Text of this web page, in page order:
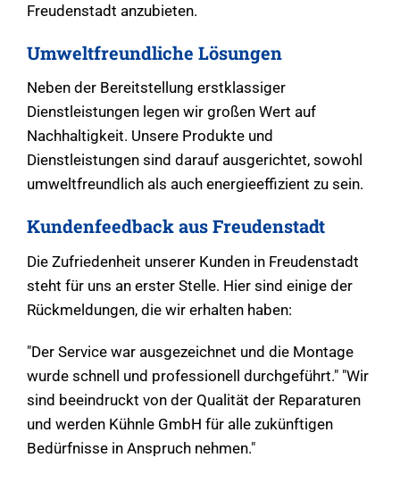
Freudenstadt anzubieten.
Umweltfreundliche Lösungen
Neben der Bereitstellung erstklassiger
Dienstleistungen legen wir großen Wert auf
Nachhaltigkeit. Unsere Produkte und
Dienstleistungen sind darauf ausgerichtet, sowohl
umweltfreundlich als auch energieeffizient zu sein.
Kundenfeedback aus Freudenstadt
Die Zufriedenheit unserer Kunden in Freudenstadt
steht für uns an erster Stelle. Hier sind einige der
Rückmeldungen, die wir erhalten haben:
"Der Service war ausgezeichnet und die Montage
wurde schnell und professionell durchgeführt." "Wir
sind beeindruckt von der Qualität der Reparaturen
und werden Kühnle GmbH für alle zukünftigen
Bedürfnisse in Anspruch nehmen."